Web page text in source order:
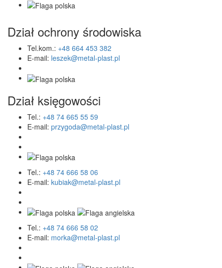
Dział ochrony środowiska
Tel.kom.: +48 664 453 382
E-mail: leszek@metal-plast.pl
Dział księgowości
Tel.: +48 74 665 55 59
E-mail: przygoda@metal-plast.pl
Tel.: +48 74 666 58 06
E-mail: kubiak@metal-plast.pl
Tel.: +48 74 666 58 02
E-mail: morka@metal-plast.pl